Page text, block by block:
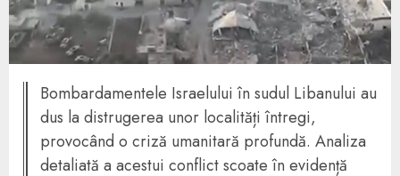
Bombardamentele Israelului în sudul Libanului au
dus la distrugerea unor localități întregi,
provocând o criză umanitară profundă. Analiza
detaliată a acestui conflict scoate în evidență